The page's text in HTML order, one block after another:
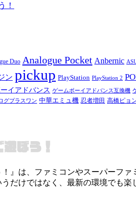
！
Duo Analogue Pocket Anbernic
ン pickup PlayStation PlayStation 2
イアドバンス ゲームボーイアドバンス互換機
グプラスワン 中華エミュ機 忍者増田 高橋ピョ
！』は、ファミコンやスーパーフ
だけではなく、最新の環境でも